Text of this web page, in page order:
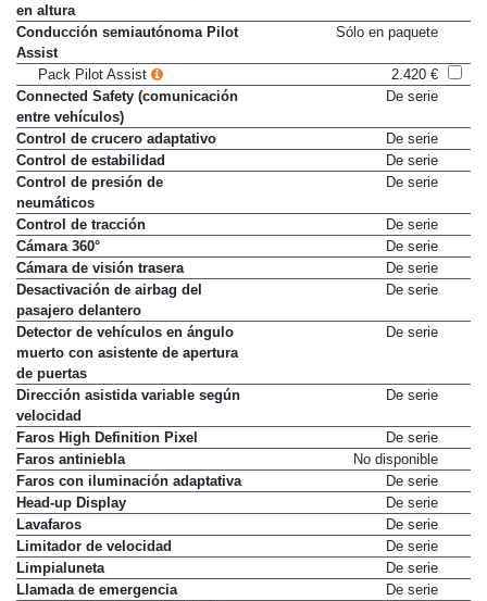
en altura
Conducción semiautónoma Pilot
Assist
Sólo en paquete
Pack Pilot Assist
2.420 €
Connected Safety (comunicación
entre vehículos)
De serie
Control de crucero adaptativo
De serie
Control de estabilidad
De serie
Control de presión de
neumáticos
De serie
Control de tracción
De serie
Cámara 360°
De serie
Cámara de visión trasera
De serie
Desactivación de airbag del
pasajero delantero
De serie
Detector de vehículos en ángulo
muerto con asistente de apertura
de puertas
De serie
Dirección asistida variable según
velocidad
De serie
Faros High Definition Pixel
De serie
Faros antiniebla
No disponible
Faros con iluminación adaptativa
De serie
Head-up Display
De serie
Lavafaros
De serie
Limitador de velocidad
De serie
Limpialuneta
De serie
Llamada de emergencia
De serie